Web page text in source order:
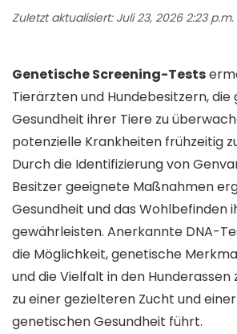
Zuletzt aktualisiert: Juli 23, 2026 2:23 p.m.
Genetische Screening-Tests
Tierärzten und Hundebesitzern,
Gesundheit ihrer Tiere zu
potenzielle Krankheiten frühzeitig
Durch die Identifizierung von
Besitzer geeignete Maßnahmen
Gesundheit und das Wohlbefinden
gewährleisten. Anerkannte DNA-
die Möglichkeit, genetische
und die Vielfalt in den Hunderassen
zu einer gezielteren Zucht und
genetischen Gesundheit führt.